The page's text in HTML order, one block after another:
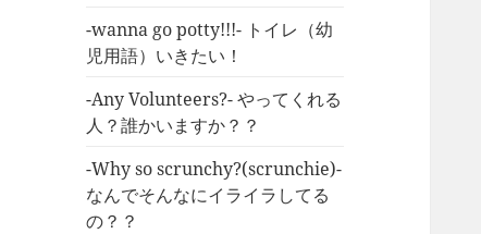
-wanna go potty!!!- トイレ（幼
児用語）いきたい！
-Any Volunteers?- やってくれる
人？誰かいますか？？
-Why so scrunchy?(scrunchie)-
なんでそんなにイライラしてる
の？？